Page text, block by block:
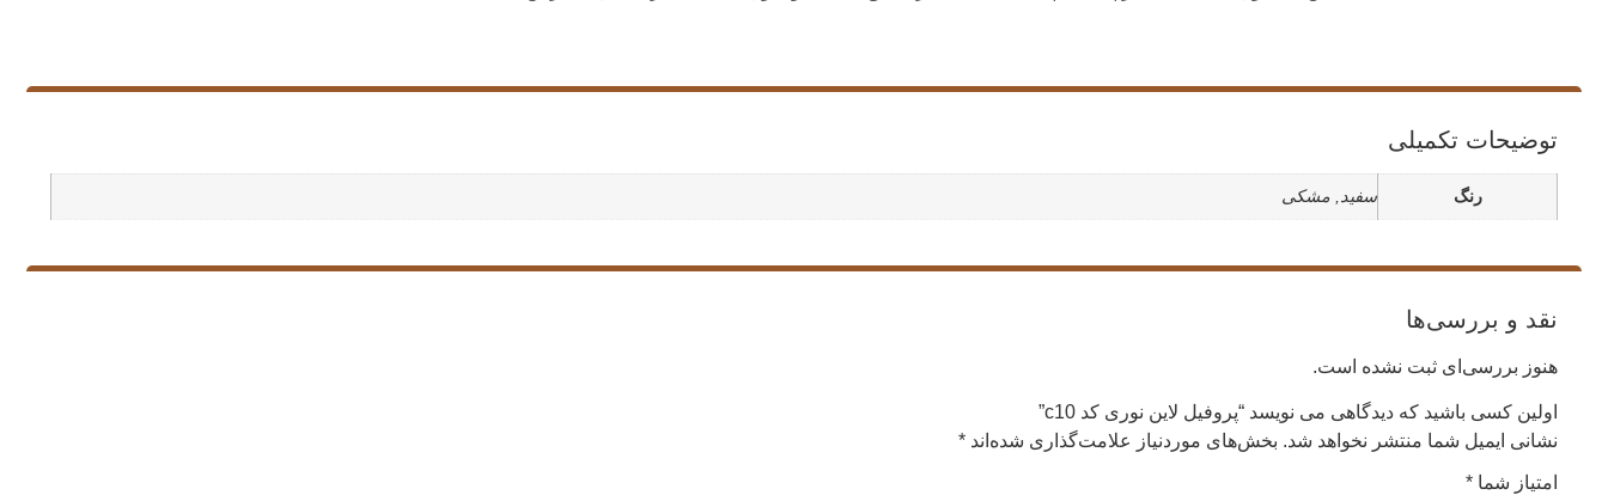
توضیحات تکمیلی
رنگ سفید, مشکی
نقد و بررسی‌ها
هنوز بررسی‌ای ثبت نشده است.
اولین کسی باشید که دیدگاهی می نویسد “پروفیل لاین نوری کد c10”
نشانی ایمیل شما منتشر نخواهد شد. بخش‌های موردنیاز علامت‌گذاری شده‌اند *
امتیاز شما *